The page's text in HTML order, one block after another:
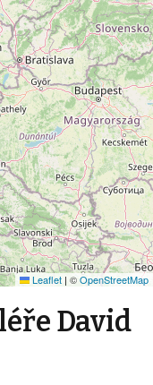
Leaflet | ©OpenStreetMap
David